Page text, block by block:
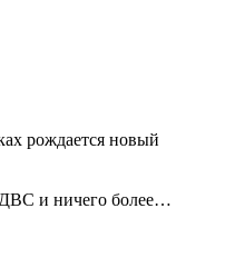
рождается новый
ДВС и ничего более…